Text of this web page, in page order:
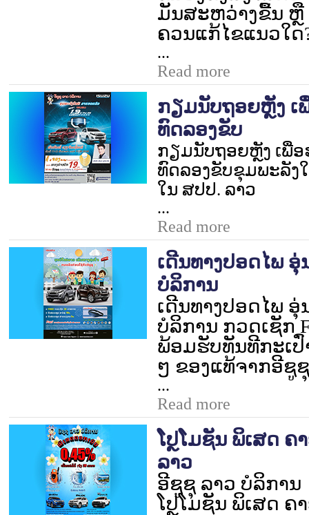
ມັນສະຫວ່າງຂື້ນ ຫຼື
ຄວນແກ້ໄຂແນວໃດ
...
Read more
ກຽມນັບຖອຍຫຼັງ ເ
ທົດລອງຂັບ
ກຽມນັບຖອຍຫຼັງ ເພື່
ທົດລອງຂັບຂຸມພະລັງ
ໃນ ສປປ. ລາວ
...
Read more
ເດີນທາງປອດໄພ
ບໍລິການ
ເດີນທາງປອດໄພ
ບໍລິການ ກວດເຊັກ
ພ້ອມຮັບທັນທີກະເ
ໆ ຂອງແທ້ຈາກອີຊູຊຸ
...
Read more
ໂປຼໂມຊັນ ພິເສດ
ລາວ
ອີຊູຊຸ ລາວ ບໍລິການ
ໂປຼໂມຊັນ ພິເສດ